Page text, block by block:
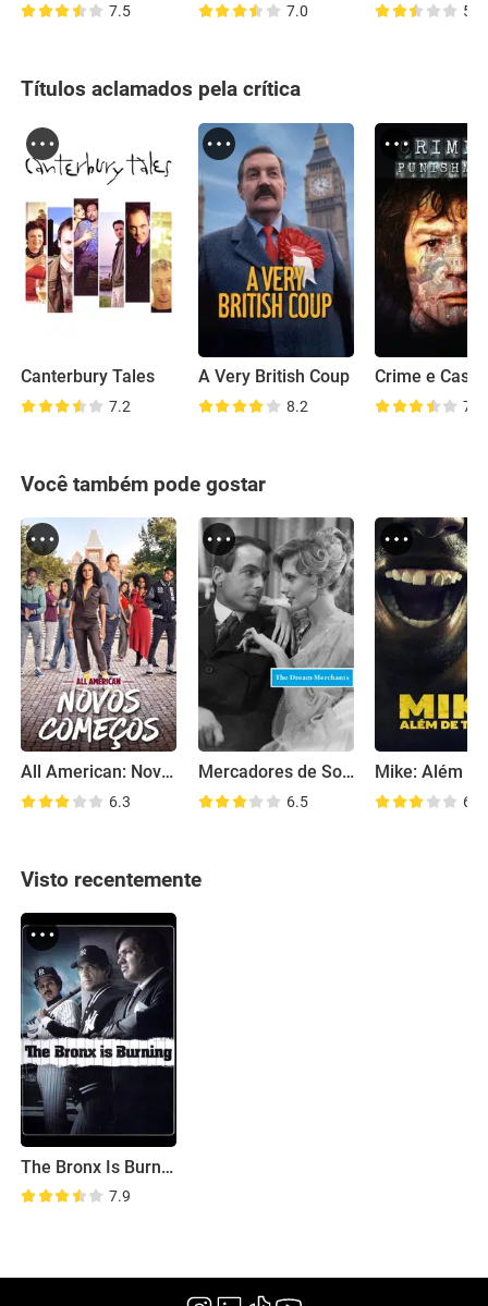
7.5 7.0 5.4
Títulos aclamados pela crítica
Canterbury Tales
7.2
A Very British Coup
8.2
Crime e
7.3
Você também pode gostar
All American: Novos Começos
6.3
Mercadores de Sonhos
6.5 6.9
Visto recentemente
The Bronx Is Burning
7.9